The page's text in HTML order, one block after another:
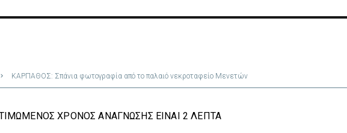
ΚΑΡΠΑΘΟΣ: Σπάνια φωτογραφία από το παλαιό νεκροταφείο Μενετών
ΧΡΌΝΟΣ ΑΝΆΓΝΩΣΗΣ ΕΊΝΑΙ 2 ΛΕΠΤΆ